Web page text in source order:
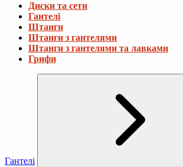
Диски та сети
Гантелі
Штанги
Штанги з гантелями
Штанги з гантелями та лавками
Грифи
Гантелі